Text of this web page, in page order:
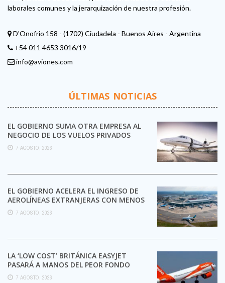
laborales comunes y la jerarquización de nuestra profesión.
D'Onofrio 158 - (1702) Ciudadela - Buenos Aires - Argentina
+54 011 4653 3016/19
info@aviones.com
ÚLTIMAS NOTICIAS
EL GOBIERNO SUMA OTRA EMPRESA AL
NEGOCIO DE LOS VUELOS PRIVADOS
7 AGOSTO, 2026
EL GOBIERNO ACELERA EL INGRESO DE
AEROLÍNEAS EXTRANJERAS CON MENOS
TRÁMITES
7 AGOSTO, 2026
LA ‘LOW COST’ BRITÁNICA EASYJET
PASARÁ A MANOS DEL PEOR FONDO
POSIBLE:
7 AGOSTO, 2026